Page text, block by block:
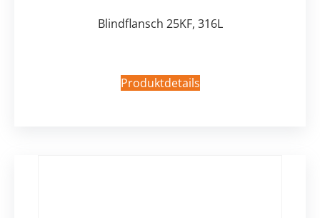
Blindflansch 25KF, 316L
Produktdetails